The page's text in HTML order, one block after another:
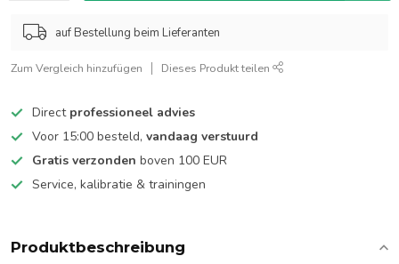
auf Bestellung beim Lieferanten
Zum Vergleich hinzufügen Dieses Produkt teilen
Direct professioneel advies
Voor 15:00 besteld, vandaag verstuurd
Gratis verzonden boven 100 EUR
Service, kalibratie & trainingen
Produktbeschreibung